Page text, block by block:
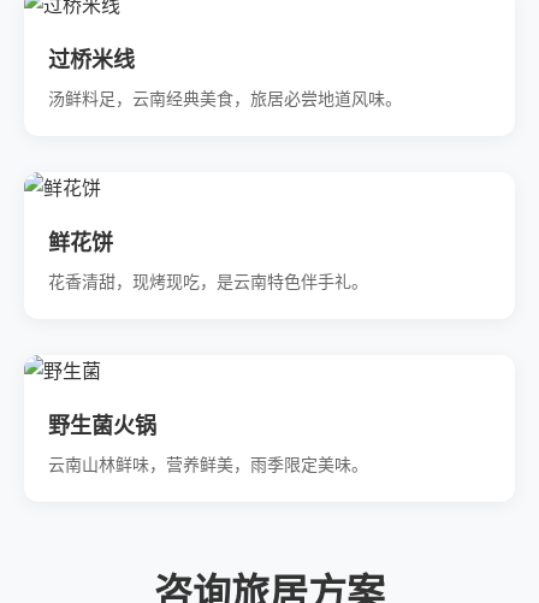
过桥米线
汤鲜料足，云南经典美食，旅居必尝地道风味。
鲜花饼
花香清甜，现烤现吃，是云南特色伴手礼。
野生菌火锅
云南山林鲜味，营养鲜美，雨季限定美味。
咨询旅居方案